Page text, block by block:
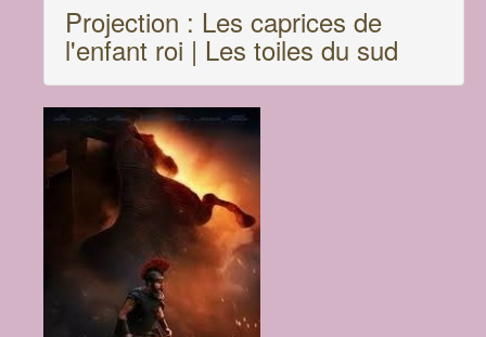
Projection : Les caprices de
l'enfant roi | Les toiles du sud